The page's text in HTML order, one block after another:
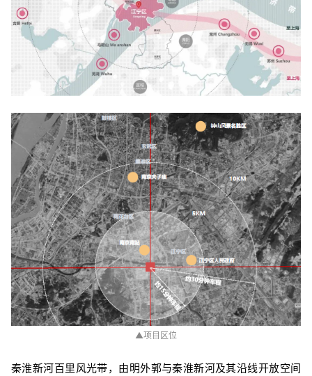
▲项目区位
秦淮新河百里风光带，由明外郭与秦淮新河及其沿线开放空间